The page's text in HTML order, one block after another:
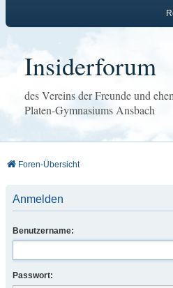
Insiderforum
des Vereins der Freunde und
Platen-Gymnasiums Ansbach
Foren-Übersicht
Anmelden
Benutzername:
Passwort: